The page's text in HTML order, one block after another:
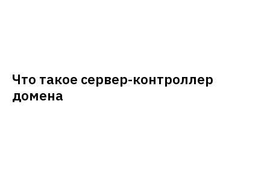
Что такое сервер-контроллер
домена